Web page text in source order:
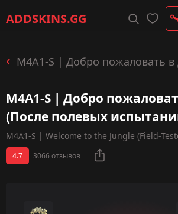
ADDSKINS.GG
Пистолеты-пулемёты
Перчатки
M4A1-S | Добро пожаловать в
M4A1-S | Добро
(После полевых
M4A1-S | Welcome to the Jungle (Field-
4.7 3066 отзывов